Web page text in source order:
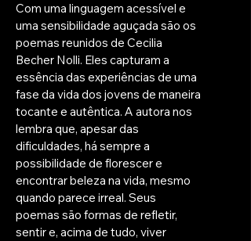
Com uma linguagem acessível e
uma sensibilidade aguçada são os
poemas reunidos de Cecilia
Becher Nolli. Eles capturam a
essência das experiências de uma
fase da vida dos jovens de maneira
tocante e autêntica. A autora nos
lembra que, apesar das
dificuldades, há sempre a
possibilidade de florescer e
encontrar beleza na vida, mesmo
quando parece irreal. Seus
poemas são formas de refletir,
sentir e, acima de tudo, viver